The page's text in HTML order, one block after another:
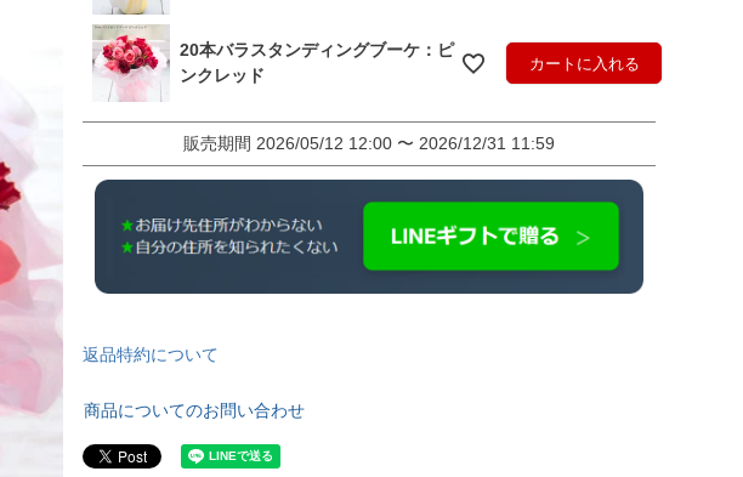
20本バラスタンディングブーケ：ピ
ンクレッド
カートに入れる
販売期間 2026/05/12 12:00 〜 2026/12/31 11:59
返品特約について
商品についてのお問い合わせ